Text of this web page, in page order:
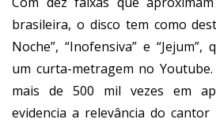
brasileira, o disco tem como
Noche”, “Inofensiva” e
um curta-metragem no
mais de 500 mil vezes em
evidencia a relevância do